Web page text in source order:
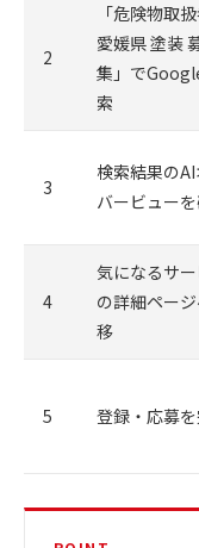
2
「危険物取
愛媛県 塗装
集」で
索
3
検索結果の
バービュー
4
気になるサ
の詳細ペー
移
5 登録・応募